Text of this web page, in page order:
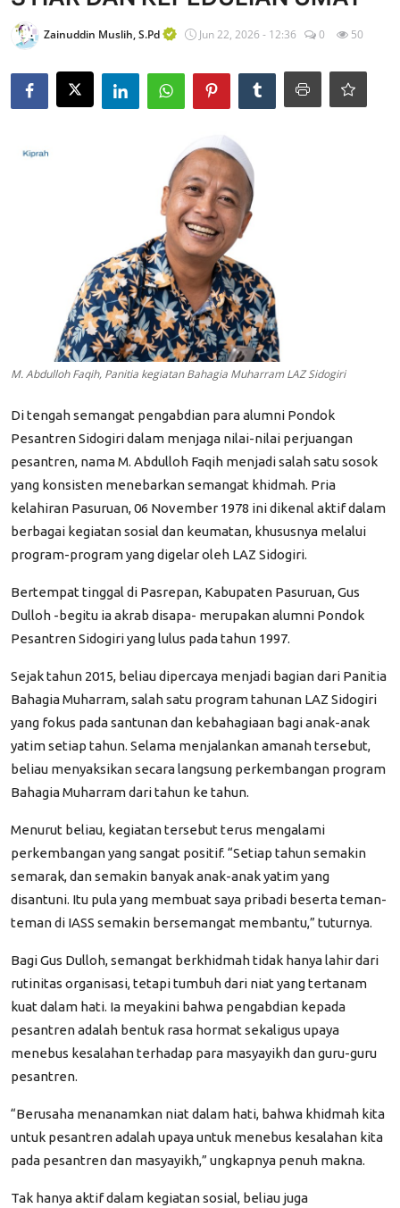
Edukasi ZIS
Majalah
Zainuddin Muslih, S.Pd Jun 22, 2026 - 12:36 0 50
M. Abdulloh Faqih, Panitia kegiatan Bahagia Muharram LAZ Sidogiri
Di tengah semangat pengabdian para alumni Pondok
Pesantren Sidogiri dalam menjaga nilai-nilai perjuangan
pesantren, nama M. Abdulloh Faqih menjadi salah satu sosok
yang konsisten menebarkan semangat khidmah. Pria
kelahiran Pasuruan, 06 November 1978 ini dikenal aktif dalam
berbagai kegiatan sosial dan keumatan, khususnya melalui
program-program yang digelar oleh LAZ Sidogiri.
Bertempat tinggal di Pasrepan, Kabupaten Pasuruan, Gus
Dulloh -begitu ia akrab disapa- merupakan alumni Pondok
Pesantren Sidogiri yang lulus pada tahun 1997.
Sejak tahun 2015, beliau dipercaya menjadi bagian dari Panitia
Bahagia Muharram, salah satu program tahunan LAZ Sidogiri
yang fokus pada santunan dan kebahagiaan bagi anak-anak
yatim setiap tahun. Selama menjalankan amanah tersebut,
beliau menyaksikan secara langsung perkembangan program
Bahagia Muharram dari tahun ke tahun.
Menurut beliau, kegiatan tersebut terus mengalami
perkembangan yang sangat positif. “Setiap tahun semakin
semarak, dan semakin banyak anak-anak yatim yang
disantuni. Itu pula yang membuat saya pribadi beserta teman-
teman di IASS semakin bersemangat membantu,” tuturnya.
Bagi Gus Dulloh, semangat berkhidmah tidak hanya lahir dari
rutinitas organisasi, tetapi tumbuh dari niat yang tertanam
kuat dalam hati. Ia meyakini bahwa pengabdian kepada
pesantren adalah bentuk rasa hormat sekaligus upaya
menebus kesalahan terhadap para masyayikh dan guru-guru
pesantren.
“Berusaha menanamkan niat dalam hati, bahwa khidmah kita
untuk pesantren adalah upaya untuk menebus kesalahan kita
pada pesantren dan masyayikh,” ungkapnya penuh makna.
Tak hanya aktif dalam kegiatan sosial, beliau juga